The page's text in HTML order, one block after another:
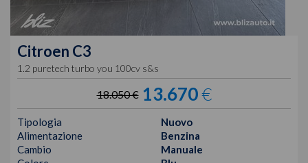
Citroen C3
1.2 puretech turbo you 100cv s&s
18.050 € 13.670€
Tipologia
Nuovo
Alimentazione
Benzina
Cambio
Manuale